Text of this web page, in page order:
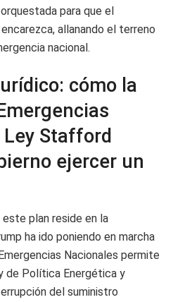
para que el
allanando el terreno
nacional.
cómo la
Stafford
ejercer un
plan reside en la
ha ido poniendo en marcha
Nacionales permite
de Política Energética y
del suministro